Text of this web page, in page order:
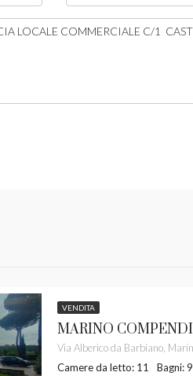
VENDITA
Camere da letto: 11
Bagni: 9